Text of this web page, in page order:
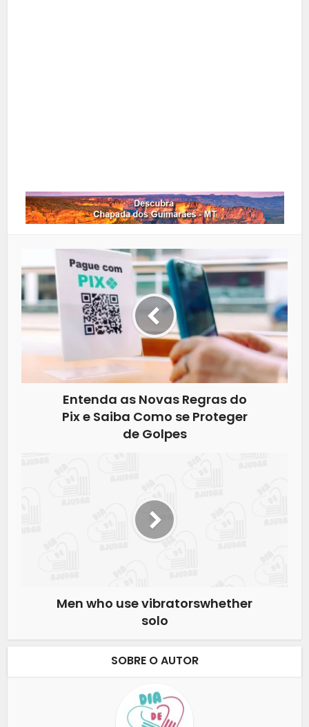
Entenda as Novas Regras do
Pix e Saiba Como se Proteger
de Golpes
Men who use vibratorswhether
solo
SOBRE O AUTOR